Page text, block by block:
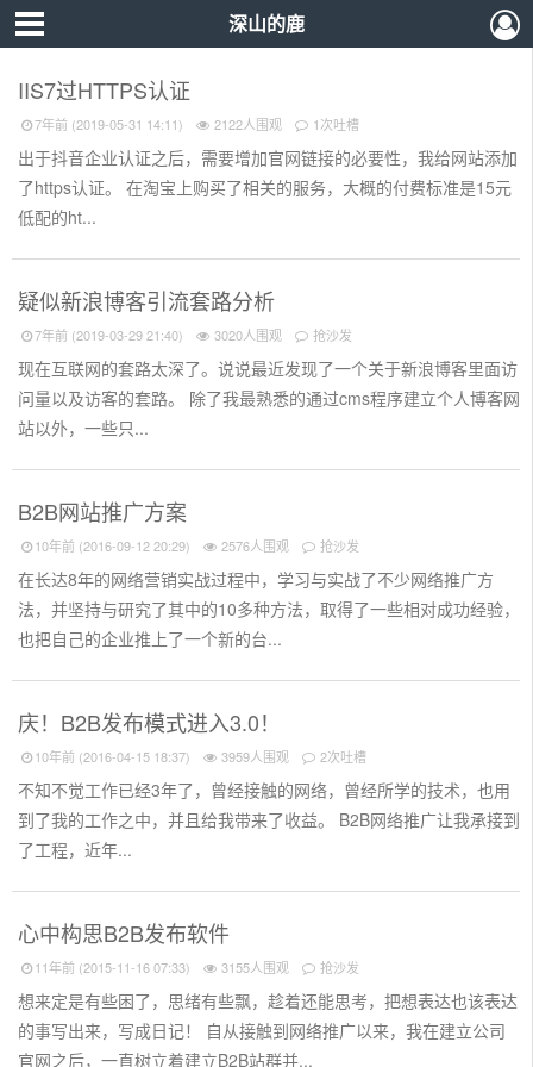
深山的鹿
IIS7过HTTPS认证
7年前 (2019-05-31 14:11) 2122人围观 1次吐槽
出于抖音企业认证之后，需要增加官网链接的必要性，我给网站添加
了https认证。 在淘宝上购买了相关的服务，大概的付费标准是15元
低配的ht...
疑似新浪博客引流套路分析
7年前 (2019-03-29 21:40) 3020人围观 抢沙发
现在互联网的套路太深了。说说最近发现了一个关于新浪博客里面访
问量以及访客的套路。 除了我最熟悉的通过cms程序建立个人博客网
站以外，一些只...
B2B网站推广方案
10年前 (2016-09-12 20:29) 2576人围观 抢沙发
在长达8年的网络营销实战过程中，学习与实战了不少网络推广方
法，并坚持与研究了其中的10多种方法，取得了一些相对成功经验，
也把自己的企业推上了一个新的台...
庆！B2B发布模式进入3.0！
10年前 (2016-04-15 18:37) 3959人围观 2次吐槽
不知不觉工作已经3年了，曾经接触的网络，曾经所学的技术，也用
到了我的工作之中，并且给我带来了收益。 B2B网络推广让我承接到
了工程，近年...
心中构思B2B发布软件
11年前 (2015-11-16 07:33) 3155人围观 抢沙发
想来定是有些困了，思绪有些飘，趁着还能思考，把想表达也该表达
的事写出来，写成日记！ 自从接触到网络推广以来，我在建立公司
官网之后，一直树立着建立B2B站群并...